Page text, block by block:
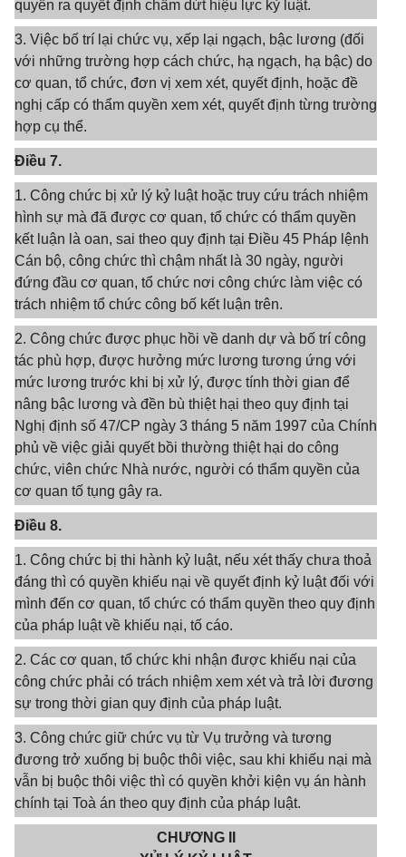
quyền ra quyết định chấm dứt hiệu lực kỷ luật.
3. Việc bố trí lại chức vụ, xếp lại ngạch, bậc lương (đối
với những trường hợp cách chức, hạ ngạch, hạ bậc) do
cơ quan, tổ chức, đơn vị xem xét, quyết định, hoặc đề
nghị cấp có thẩm quyền xem xét, quyết định từng trường
hợp cụ thể.
Điều 7.
1. Công chức bị xử lý kỷ luật hoặc truy cứu trách nhiệm
hình sự mà đã được cơ quan, tổ chức có thẩm quyền
kết luận là oan, sai theo quy định tại Điều 45 Pháp lệnh
Cán bộ, công chức thì chậm nhất là 30 ngày, người
đứng đầu cơ quan, tổ chức nơi công chức làm việc có
trách nhiệm tổ chức công bố kết luận trên.
2. Công chức được phục hồi về danh dự và bố trí công
tác phù hợp, được hưởng mức lương tương ứng với
mức lương trước khi bị xử lý, được tính thời gian để
nâng bậc lương và đền bù thiệt hại theo quy định tại
Nghị định số 47/CP ngày 3 tháng 5 năm 1997 của Chính
phủ về việc giải quyết bồi thường thiệt hại do công
chức, viên chức Nhà nước, người có thẩm quyền của
cơ quan tố tụng gây ra.
Điều 8.
1. Công chức bị thi hành kỷ luật, nếu xét thấy chưa thoả
đáng thì có quyền khiếu nại về quyết định kỷ luật đối với
mình đến cơ quan, tổ chức có thẩm quyền theo quy định
của pháp luật về khiếu nại, tố cáo.
2. Các cơ quan, tổ chức khi nhận được khiếu nại của
công chức phải có trách nhiệm xem xét và trả lời đương
sự trong thời gian quy định của pháp luật.
3. Công chức giữ chức vụ từ Vụ trưởng và tương
đương trở xuống bị buộc thôi việc, sau khi khiếu nại mà
vẫn bị buộc thôi việc thì có quyền khởi kiện vụ án hành
chính tại Toà án theo quy định của pháp luật.
CHƯƠNG II